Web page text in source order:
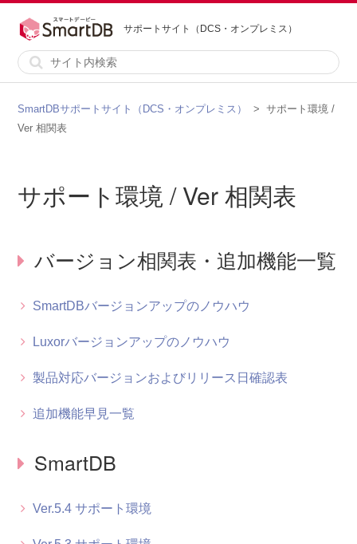
サポートサイト（DCS・オンプレミス）
SmartDBサポートサイト（DCS・オンプレミス）
サポート環境 /
Ver 相関表
サポート環境 / Ver 相関表
バージョン相関表・追加機能一覧
SmartDBバージョンアップのノウハウ
Luxorバージョンアップのノウハウ
製品対応バージョンおよびリリース日確認表
追加機能早見一覧
SmartDB
Ver.5.4 サポート環境